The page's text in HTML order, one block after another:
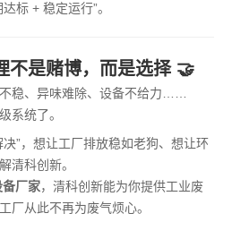
标 + 稳定运行”。
不是赌博，而是选择 🤝
稳、异味难除、设备不给力……
系统了。
”，想让工厂排放稳如老狗、想让环
清科创新。
厂家，清科创新能为你提供工业废
厂从此不再为废气烦心。